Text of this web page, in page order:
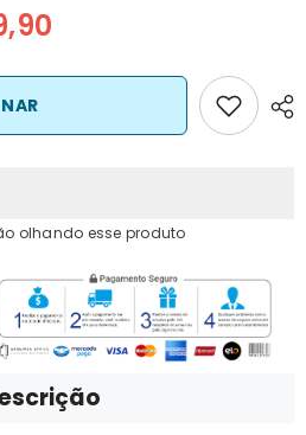
olhando esse produto